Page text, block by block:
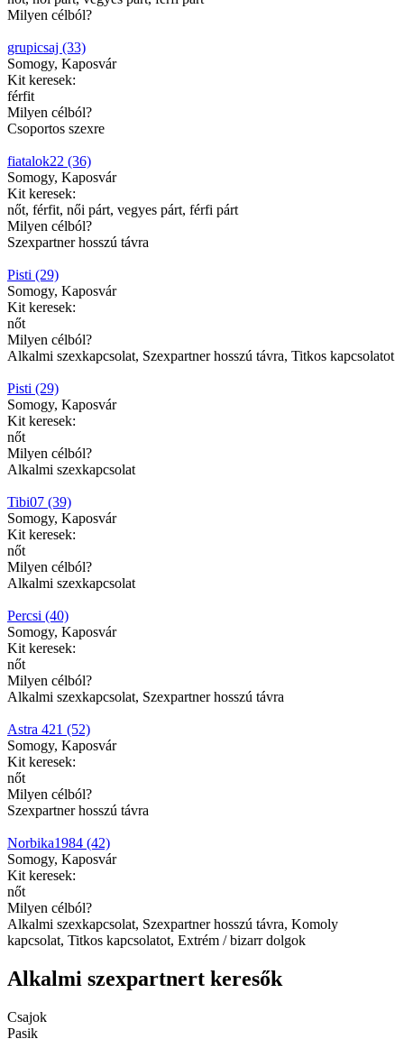
Milyen célból?
grupicsaj (33)
Somogy, Kaposvár
Kit keresek:
férfit
Milyen célból?
Csoportos szexre
fiatalok22 (36)
Somogy, Kaposvár
Kit keresek:
nőt, férfit, női párt, vegyes párt, férfi párt
Milyen célból?
Szexpartner hosszú távra
Pisti (29)
Somogy, Kaposvár
Kit keresek:
nőt
Milyen célból?
Alkalmi szexkapcsolat, Szexpartner hosszú távra, Titkos kapcsolatot
Pisti (29)
Somogy, Kaposvár
Kit keresek:
nőt
Milyen célból?
Alkalmi szexkapcsolat
Tibi07 (39)
Somogy, Kaposvár
Kit keresek:
nőt
Milyen célból?
Alkalmi szexkapcsolat
Percsi (40)
Somogy, Kaposvár
Kit keresek:
nőt
Milyen célból?
Alkalmi szexkapcsolat, Szexpartner hosszú távra
Astra 421 (52)
Somogy, Kaposvár
Kit keresek:
nőt
Milyen célból?
Szexpartner hosszú távra
Norbika1984 (42)
Somogy, Kaposvár
Kit keresek:
nőt
Milyen célból?
Alkalmi szexkapcsolat, Szexpartner hosszú távra, Komoly
kapcsolat, Titkos kapcsolatot, Extrém / bizarr dolgok
Alkalmi szexpartnert keresők
Csajok
Pasik